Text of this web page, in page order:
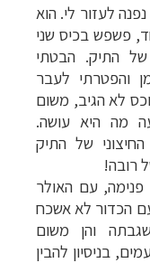
לעזור לי. הוא
פשפש בכיס שני
של התיק. הבטתי
והפטרתי לעבר
לא הגיב, משום
מה היא עושה.
של התיק
רובה!
עם האולר
הכדור לא אשכח
והן משום
בניסיון להבין